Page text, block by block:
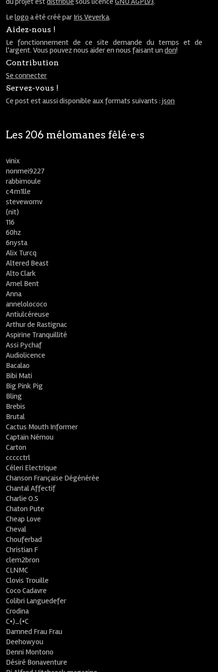
Lelogo a été créé par Iris Veverka.
Aidez-nous !
Le fonctionnement de ce site demande du temps et de
l'argent. Vous pouvez nous aider en nous faisant undon!
Contribution
Se connecter
Servez-vous !
Ce post est aussi disponible aux formats suivants :json
Les 206 mélomanes fêlé⋅e⋅s
vinix
nonmei9227
rabbimoule
c4m1lle
stevewornv
(nit)
116
60hz
6nysta
Alix Turcq
Altered Beast
Alto Clark
Amel Bent
Anna
annelolococo
Antiulcéreuse
Arthur de Rastignac
Aspirine Tranquillité
Assi Pychaf
Audiolicence
Bacalao
Bibi Mati
Big Pink Pig
Bling
Brebis
Brutal
Cactus Mouth Informer
Captain Némou
Carton
ccccctrl
Céleri Electrique
Chanson Française Dégénérée
Chantal Affectif
Charlie O.S
Chaton Pute
Cheap Love
Cheval
Chouferbad
Christian F
clem2bron
CLNMC
Clovis Trouille
Coco Cadavre
Colibri Languedefer
Crodina
C•)_(•C
Damned Frau Frau
Deehowyou
Denni Montono
Désiré Bonaventure